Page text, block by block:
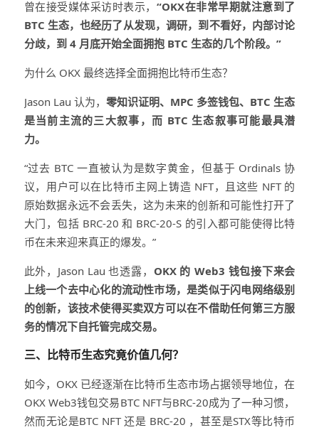
曾在接受媒体采访时表示，“OKX在非常早期就注意到了
BTC 生态，也经历了从发现，调研，到不看好，内部讨论
分歧，到 4 月底开始全面拥抱 BTC 生态的几个阶段。”
为什么 OKX 最终选择全面拥抱比特币生态？
Jason Lau 认为， 零知识证明、MPC 多签钱包、BTC 生态
是当前主流的三大叙事，而 BTC 生态叙事可能最具潜
力。
“过去 BTC 一直被认为是数字黄金，但基于 Ordinals 协
议，用户可以在比特币主网上铸造 NFT，且这些 NFT 的
原始数据永远不会丢失，这为未来的创新和可能性打开了
大门，包括 BRC-20 和 BRC-20-S 的引入都可能使得比特
币在未来迎来真正的爆发。”
此外，Jason Lau 也透露， OKX 的 Web3 钱包接下来会
上线一个去中心化的流动性市场，是类似于闪电网络级别
的创新，该技术使得买卖双方可以在不借助任何第三方服
务的情况下自托管完成交易。
三、比特币生态究竟价值几何？
如今，OKX 已经逐渐在比特币生态市场占据领导地位，在
OKX Web3钱包交易BTC NFT与BRC-20成为了一种习惯，
然而无论是BTC NFT 还是 BRC-20 ，甚至是STX等比特币